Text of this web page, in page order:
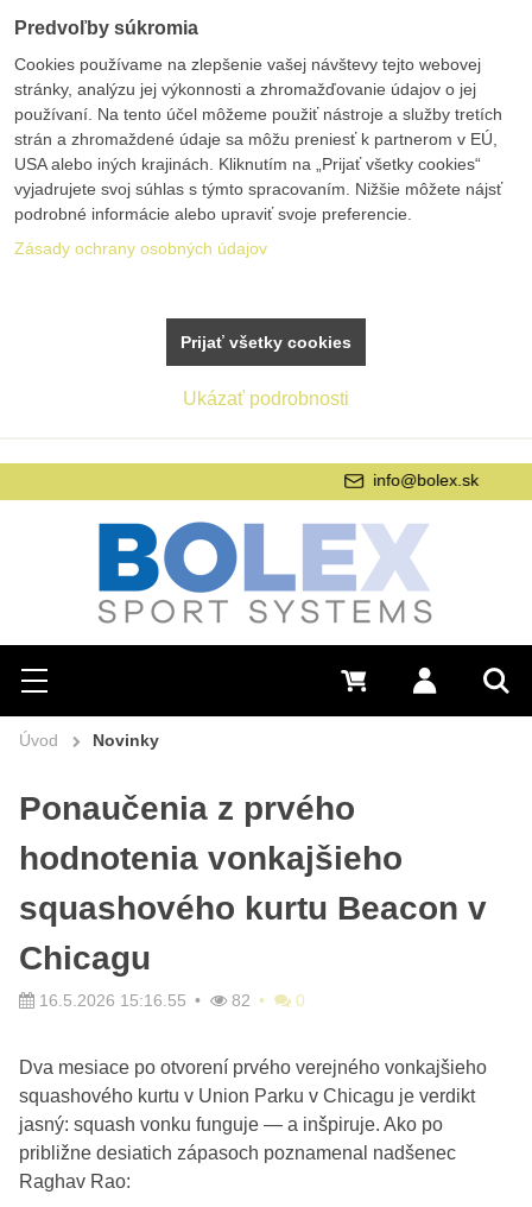
Hľadať
Menu Prihlásiť sa
0 €
Úvod Novinky
Ponaučenia z prvého
hodnotenia vonkajšieho
squashového kurtu Beacon v
Chicagu
16.5.2026 15:16.55 82 0
Dva mesiace po otvorení prvého verejného vonkajšieho
squashového kurtu v Union Parku v Chicagu je verdikt
jasný: squash vonku funguje — a inšpiruje. Ako po
približne desiatich zápasoch poznamenal nadšenec
Raghav Rao:
Predvoľby súkromia
Cookies používame na zlepšenie vašej návštevy tejto webovej
stránky, analýzu jej výkonnosti a zhromažďovanie údajov o jej
používaní. Na tento účel môžeme použiť nástroje a služby tretích
strán a zhromaždené údaje sa môžu preniesť k partnerom v EÚ,
USA alebo iných krajinách. Kliknutím na „Prijať všetky cookies“
vyjadrujete svoj súhlas s týmto spracovaním. Nižšie môžete nájsť
podrobné informácie alebo upraviť svoje preferencie.
Zásady ochrany osobných údajov
Ukázať podrobnosti
Prijať všetky cookies